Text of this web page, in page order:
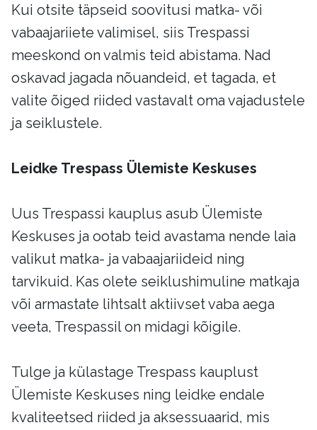
Kui otsite täpseid soovitusi matka- või
vabaajariiete valimisel, siis Trespassi
meeskond on valmis teid abistama. Nad
oskavad jagada nõuandeid, et tagada, et
valite õiged riided vastavalt oma vajadustele
ja seiklustele.
Leidke Trespass Ülemiste Keskuses
Uus Trespassi kauplus asub Ülemiste
Keskuses ja ootab teid avastama nende laia
valikut matka- ja vabaajariideid ning
tarvikuid. Kas olete seiklushimuline matkaja
või armastate lihtsalt aktiivset vaba aega
veeta, Trespassil on midagi kõigile.
Tulge ja külastage Trespass kauplust
Ülemiste Keskuses ning leidke endale
kvaliteetsed riided ja aksessuaarid, mis